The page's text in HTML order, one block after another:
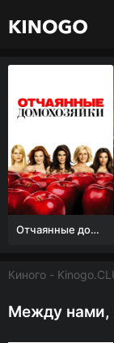
Отчаянные домохозяйки (1 сезон)
Киного -
Между нами,